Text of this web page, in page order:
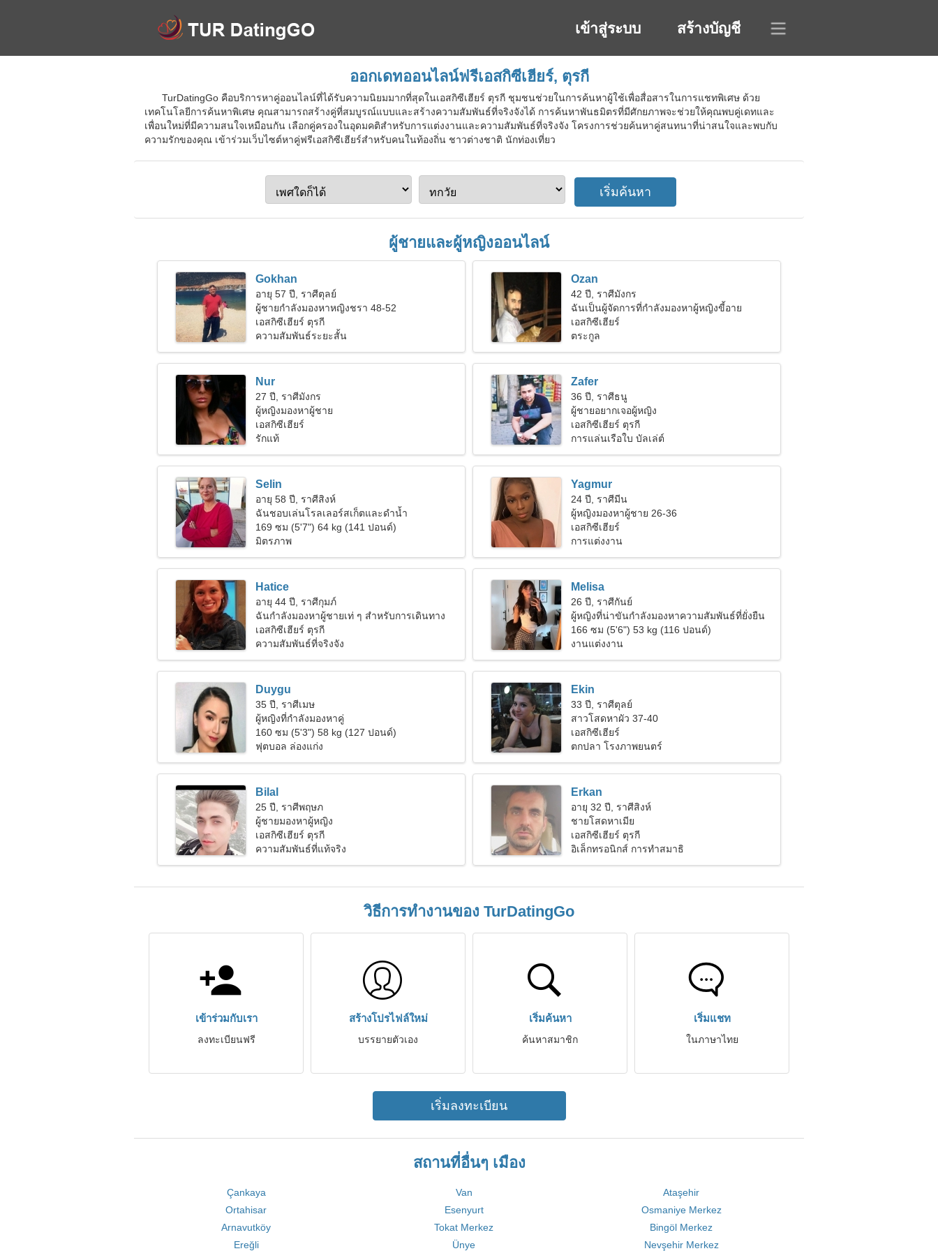
เข้าสู่ระบบ สร้างบัญชี
ออกเดทออนไลน์ฟรีเอสกิซีเฮียร์, ตุรกี
TurDatingGo คือบริการหาคู่ออนไลน์ที่ได้รับความนิยมมากที่สุดในเอสกิซีเฮียร์ ตุรกี ชุมชนช่วยในการค้นหาผู้ใช้เพื่อสื่อสารในการแชทพิเศษ ด้วย
เทคโนโลยีการค้นหาพิเศษ คุณสามารถสร้างคู่ที่สมบูรณ์แบบและสร้างความสัมพันธ์ที่จริงจังได้ การค้นหาพันธมิตรที่มีศักยภาพจะช่วยให้คุณพบคู่เดทและ
เพื่อนใหม่ที่มีความสนใจเหมือนกัน เลือกคู่ครองในอุดมคติสำหรับการแต่งงานและความสัมพันธ์ที่จริงจัง โครงการช่วยค้นหาคู่สนทนาที่น่าสนใจและพบกับ
ความรักของคุณ เข้าร่วมเว็บไซต์หาคู่ฟรีเอสกิซีเฮียร์สำหรับคนในท้องถิ่น ชาวต่างชาติ นักท่องเที่ยว
ผู้ชายและผู้หญิงออนไลน์
Gokhan
อายุ 57 ปี, ราศีตุลย์
ผู้ชายกำลังมองหาหญิงชรา 48-52
เอสกิซีเฮียร์ ตุรกี
ความสัมพันธ์ระยะสั้น
Ozan
42 ปี, ราศีมังกร
ฉันเป็นผู้จัดการที่กำลังมองหาผู้หญิงขี้อาย
เอสกิซีเฮียร์
ตระกูล
Nur
27 ปี, ราศีมังกร
ผู้หญิงมองหาผู้ชาย
เอสกิซีเฮียร์
รักแท้
Zafer
36 ปี, ราศีธนู
ผู้ชายอยากเจอผู้หญิง
เอสกิซีเฮียร์ ตุรกี
การแล่นเรือใบ บัลเล่ต์
Selin
อายุ 58 ปี, ราศีสิงห์
ฉันชอบเล่นโรลเลอร์สเก็ตและดำน้ำ
169 ซม (5'7") 64 kg (141 ปอนด์)
มิตรภาพ
Yagmur
24 ปี, ราศีมีน
ผู้หญิงมองหาผู้ชาย 26-36
เอสกิซีเฮียร์
การแต่งงาน
Hatice
อายุ 44 ปี, ราศีกุมภ์
ฉันกำลังมองหาผู้ชายเท่ ๆ สำหรับการเดินทาง
ร่วมกัน
เอสกิซีเฮียร์ ตุรกี
ความสัมพันธ์ที่จริงจัง
Melisa
26 ปี, ราศีกันย์
ผู้หญิงที่น่าขันกำลังมองหาความสัมพันธ์ที่ยั่งยืน
166 ซม (5'6") 53 kg (116 ปอนด์)
งานแต่งงาน
Duygu
35 ปี, ราศีเมษ
ผู้หญิงที่กำลังมองหาคู่
160 ซม (5'3") 58 kg (127 ปอนด์)
ฟุตบอล ล่องแก่ง
Ekin
33 ปี, ราศีตุลย์
สาวโสดหาผัว 37-40
เอสกิซีเฮียร์
ตกปลา โรงภาพยนตร์
Bilal
25 ปี, ราศีพฤษภ
ผู้ชายมองหาผู้หญิง
เอสกิซีเฮียร์ ตุรกี
ความสัมพันธ์ที่แท้จริง
Erkan
อายุ 32 ปี, ราศีสิงห์
ชายโสดหาเมีย
เอสกิซีเฮียร์ ตุรกี
อิเล็กทรอนิกส์ การทำสมาธิ
วิธีการทำงานของ TurDatingGo
เข้าร่วมกับเรา
ลงทะเบียนฟรี
สร้างโปรไฟล์ใหม่
บรรยายตัวเอง
เริ่มค้นหา
ค้นหาสมาชิก
เริ่มแชท
ในภาษาไทย
เริ่มลงทะเบียน
สถานที่อื่นๆ เมือง
Çankaya Van
Ataşehir
Ortahisar
Esenyurt
Osmaniye Merkez
Arnavutköy
Tokat Merkez
Bingöl Merkez
Ereğli
Ünye Nevşehir Merkez